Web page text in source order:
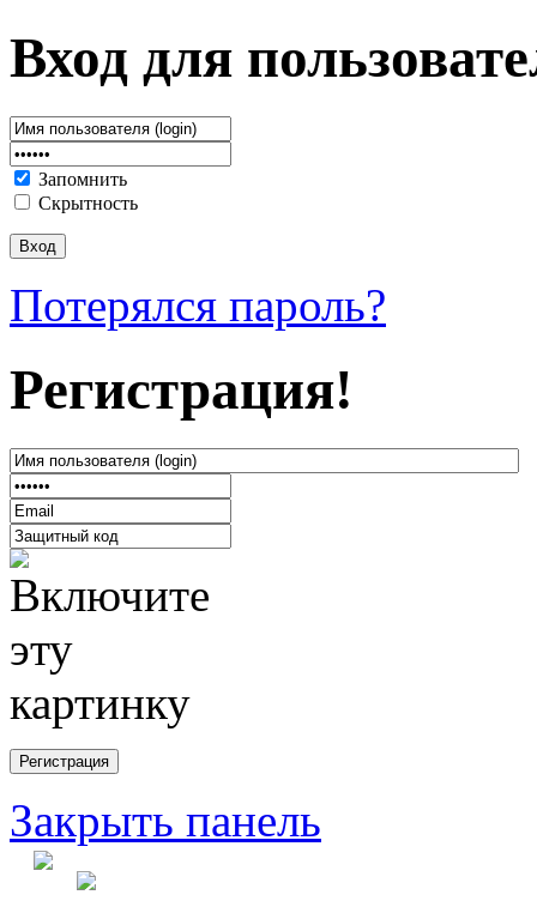
Вход для
Запомнить
Скрытность
Потерялся пароль?
Регистрация!
Закрыть панель